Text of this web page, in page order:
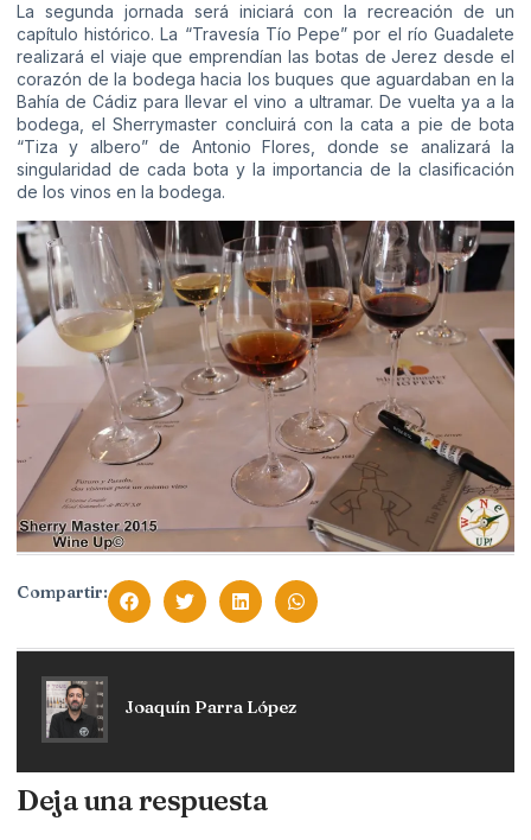
La segunda jornada será iniciará con la recreación de un
capítulo histórico. La “Travesía Tío Pepe” por el río Guadalete
realizará el viaje que emprendían las botas de Jerez desde el
corazón de la bodega hacia los buques que aguardaban en la
Bahía de Cádiz para llevar el vino a ultramar. De vuelta ya a la
bodega, el Sherrymaster concluirá con la cata a pie de bota
“Tiza y albero” de Antonio Flores, donde se analizará la
singularidad de cada bota y la importancia de la clasificación
de los vinos en la bodega.
Compartir:
Joaquín Parra López
Deja una respuesta